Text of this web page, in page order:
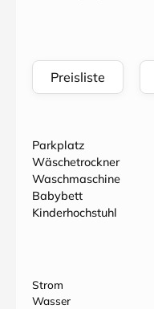
Preisliste
Parkplatz
Wäschetrockner
Waschmaschine
Babybett
Kinderhochstuhl
Strom
Wasser